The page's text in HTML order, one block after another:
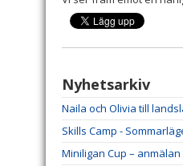
Nyhetsarkiv
Naila och Olivia till
Skills Camp -
Miniligan Cup –